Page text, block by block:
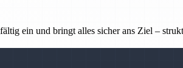
ein und bringt alles sicher ans Ziel –